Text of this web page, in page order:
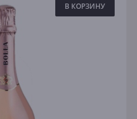
В КОРЗИНУ